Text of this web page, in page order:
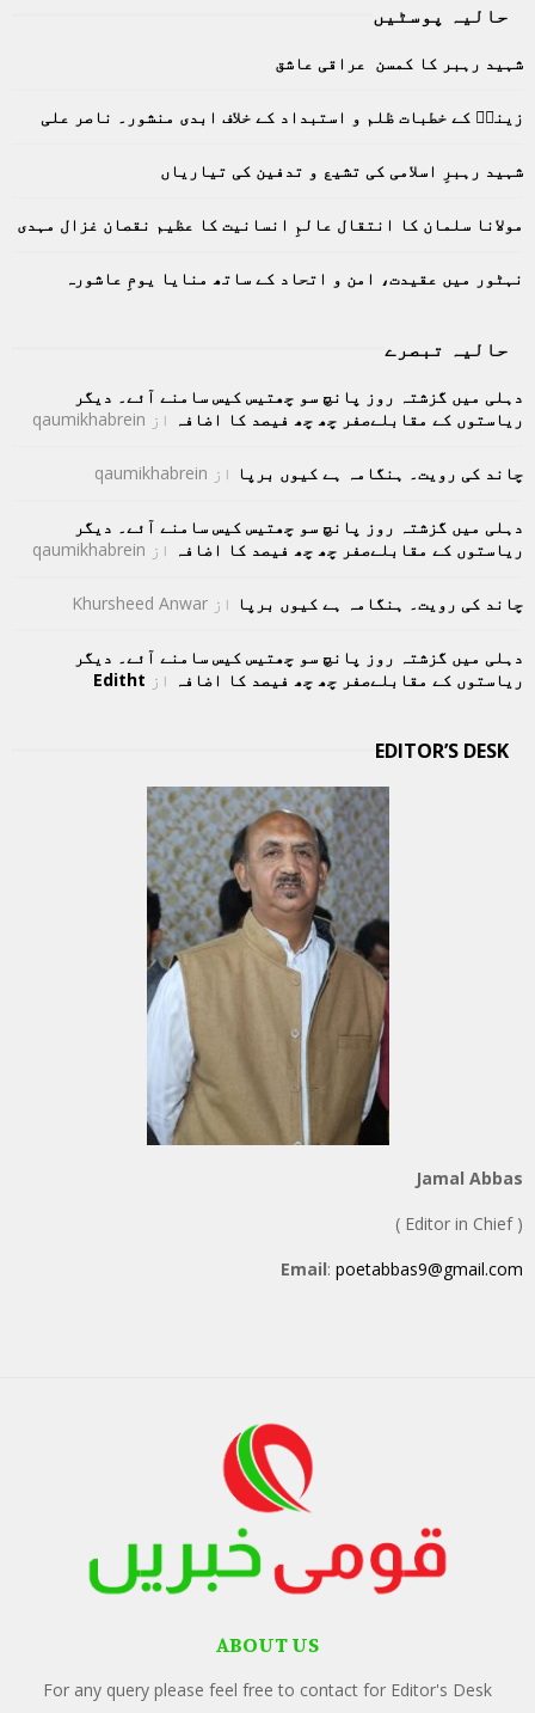
f
r
E
A
R
C
H
حالیہ پوسٹیں
شہید رہبر کا کمسن عراقی عاشق
زینبؑ کے خطبات ظلم و استبداد کے خلاف ابدی منشور۔ ناصر علی
شہید رہبرِ اسلامی کی تشیع و تدفین کی تیاریاں
مولانا سلمان کا انتقال عالمِ انسانیت کا عظیم نقصان غزال مہدی
نہٹور میں عقیدت، امن و اتحاد کے ساتھ منایا یومِ عاشورہ
حالیہ تبصرے
دہلی میں گزشتہ روز پانچ سو چھتیس کیس سامنے آئے۔ دیگر
ریاستوں کے مقابلےصفر چھ چھ فیصد کا اضافہ
از qaumikhabrein
چاند کی رویت۔ ہنگامہ ہے کیوں برپا از qaumikhabrein
دہلی میں گزشتہ روز پانچ سو چھتیس کیس سامنے آئے۔ دیگر
ریاستوں کے مقابلےصفر چھ چھ فیصد کا اضافہ
از qaumikhabrein
چاند کی رویت۔ ہنگامہ ہے کیوں برپا از Khursheed Anwar
دہلی میں گزشتہ روز پانچ سو چھتیس کیس سامنے آئے۔ دیگر
ریاستوں کے مقابلےصفر چھ چھ فیصد کا اضافہ
از Editht
EDITOR’S DESK
Jamal Abbas
( Editor in Chief )
Email: poetabbas9@gmail.com
ABOUT US
For any query please feel free to contact for Editor's Desk